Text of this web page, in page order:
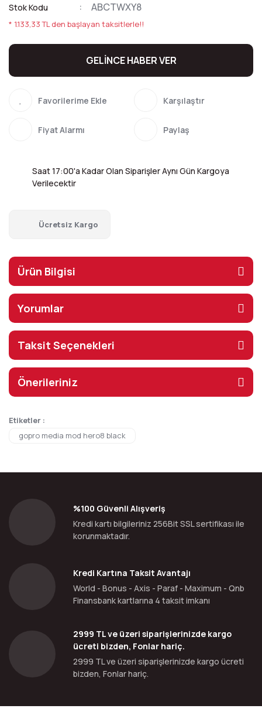
Stok Kodu ABCTWXY8
* 1.133,33 TL den başlayan taksitlerle!!
GELİNCE HABER VER
Karşılaştır
Fiyat Alarmı Paylaş
Saat 17:00'a Kadar Olan Siparişler Aynı Gün Kargoya
Verilecektir
Ücretsiz Kargo
Ürün Bilgisi
Yorumlar
Taksit Seçenekleri
Önerileriniz
Etiketler :
gopro media mod hero8 black
%100 Güvenli Alışveriş
Kredi kartı bilgileriniz 256Bit SSL sertifikası ile
korunmaktadır.
Kredi Kartına Taksit Avantajı
World - Bonus - Axis - Paraf - Maximum - Qnb
Finansbank kartlarına 4 taksit imkanı
2999 TL ve üzeri siparişlerinizde kargo
ücreti bizden, Fonlar hariç.
2999 TL ve üzeri siparişlerinizde kargo ücreti
bizden, Fonlar hariç.